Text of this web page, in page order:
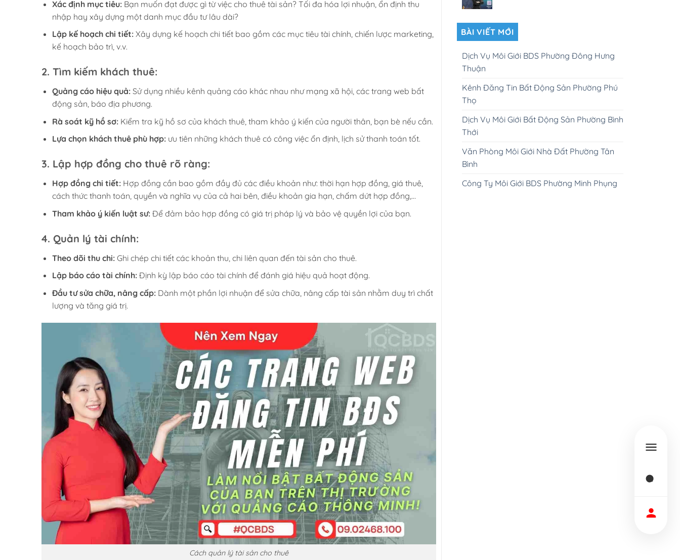
Xác định mục tiêu:Bạn muốn đạt được gì từ việc cho thuê tài sản? Tối đa hóa lợi nhuận, ổn định thu
nhập hay xây dựng một danh mục đầu tư lâu dài?
Lập kế hoạch chi tiết:Xây dựng kế hoạch chi tiết bao gồm các mục tiêu tài chính, chiến lược marketing,
kế hoạch bảo trì, v.v.
2. Tìm kiếm khách thuê:
Quảng cáo hiệu quả:Sử dụng nhiều kênh quảng cáo khác nhau như mạng xã hội, các trang web bất
động sản, báo địa phương.
Rà soát kỹ hồ sơ:Kiểm tra kỹ hồ sơ của khách thuê, tham khảo ý kiến của người thân, bạn bè nếu cần.
Lựa chọn khách thuê phù hợp:ưu tiên những khách thuê có công việc ổn định, lịch sử thanh toán tốt.
3. Lập hợp đồng cho thuê rõ ràng:
Hợp đồng chi tiết:Hợp đồng cần bao gồm đầy đủ các điều khoản như: thời hạn hợp đồng, giá thuê,
cách thức thanh toán, quyền và nghĩa vụ của cả hai bên, điều khoản gia hạn, chấm dứt hợp đồng,…
Tham khảo ý kiến luật sư:Để đảm bảo hợp đồng có giá trị pháp lý và bảo vệ quyền lợi của bạn.
4. Quản lý tài chính:
Theo dõi thu chi:Ghi chép chi tiết các khoản thu, chi liên quan đến tài sản cho thuê.
Lập báo cáo tài chính:Định kỳ lập báo cáo tài chính để đánh giá hiệu quả hoạt động.
Đầu tư sửa chữa, nâng cấp:Dành một phần lợi nhuận để sửa chữa, nâng cấp tài sản nhằm duy trì chất
lượng và tăng giá trị.
Cách quản lý tài sản cho thuê
BÀI VIẾT MỚI
Dịch Vụ Môi Giới BDS Phường Đông Hưng
Thuận
Kênh Đăng Tin Bất Động Sản Phường Phú
Thọ
Dịch Vụ Môi Giới Bất Động Sản Phường Bình
Thới
Văn Phòng Môi Giới Nhà Đất Phường Tân
Bình
Công Ty Môi Giới BDS Phường Minh Phụng